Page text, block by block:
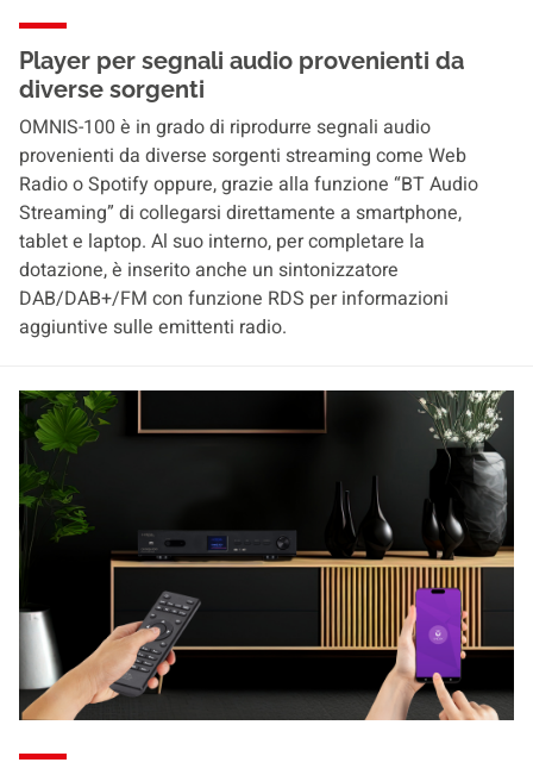
Player per segnali audio provenienti da
diverse sorgenti
OMNIS-100 è in grado di riprodurre segnali audio
provenienti da diverse sorgenti streaming come Web
Radio o Spotify oppure, grazie alla funzione “BT Audio
Streaming” di collegarsi direttamente a smartphone,
tablet e laptop. Al suo interno, per completare la
dotazione, è inserito anche un sintonizzatore
DAB/DAB+/FM con funzione RDS per informazioni
aggiuntive sulle emittenti radio.